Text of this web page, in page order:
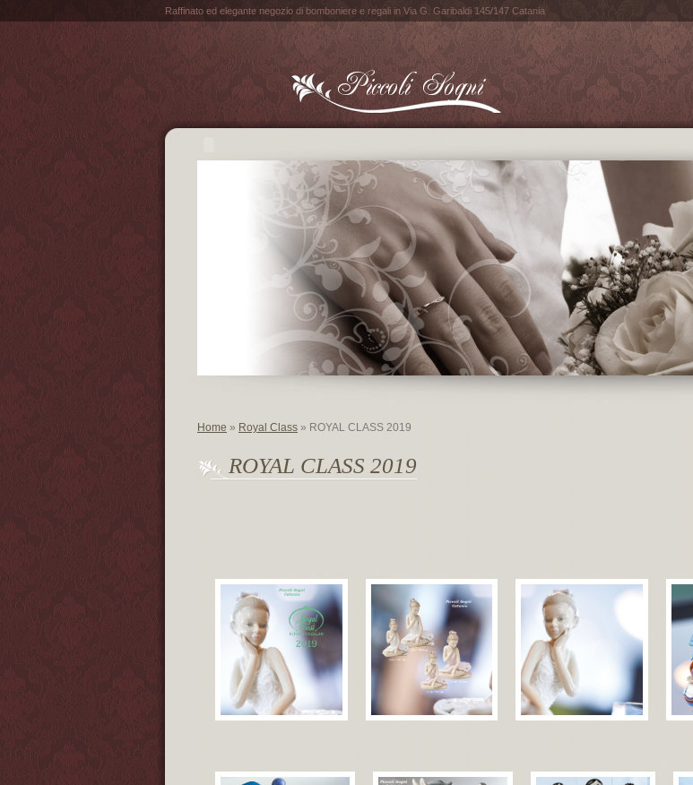
Raffinato ed elegante negozio di bomboniere e regali in Via G. Garibaldi 145/147 Catania
Home » Royal Class » ROYAL CLASS 2019
ROYAL CLASS 2019